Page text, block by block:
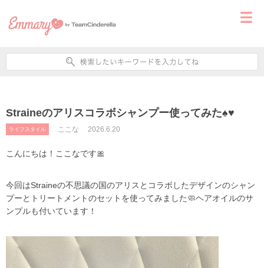
Straineのアリスコラボシャンプー使ってみた♠️♥️
ライフスタイル ここな 2026.6.20
こんにちは！ここなです🎀
今回はStraineの不思議の国のアリスとコラボしたデザインのシャン
プーとトリートメントのセットを使ってみました🧼ヘアオイルのサ
ンプルも付いています！